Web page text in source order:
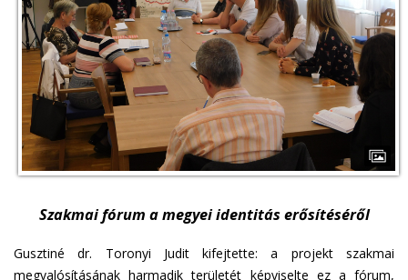
Szakmai fórum a megyei identitás erősítéséről
Gusztiné dr. Toronyi Judit kifejtette: a projekt szakmai
megvalósításának harmadik területét képviselte ez a fórum,